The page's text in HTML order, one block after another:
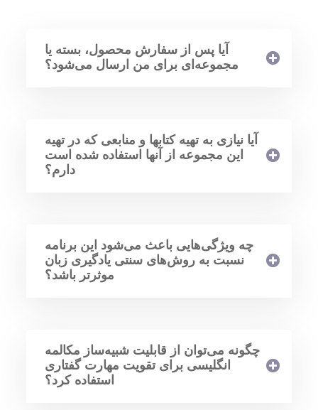
آیا پس از سفارش محصول، بسته یا
مجموعه‌ای برای من ارسال می‌شود؟
آیا نیازی به تهیه کتابها و منابعی که در تهیه
این مجموعه از آنها استفاده شده است
دارم؟
چه ویژگی‌هایی باعث می‌شود این برنامه
نسبت به روش‌های سنتی یادگیری زبان
موثرتر باشد؟
چگونه می‌توان از قابلیت شبیه‌ساز مکالمه
انگلیسی برای تقویت مهارت گفتاری
استفاده کرد؟